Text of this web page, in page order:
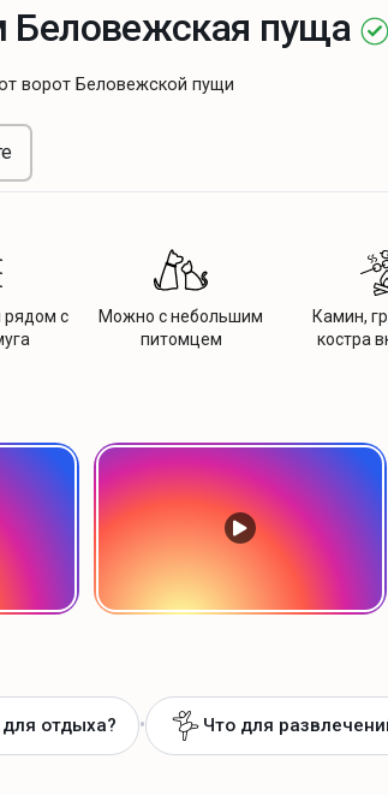
Беловежская пуща
ворот Беловежской пущи
рядом с
Можно с небольшим
питомцем
Камин,
костра
отдыха? • Что для